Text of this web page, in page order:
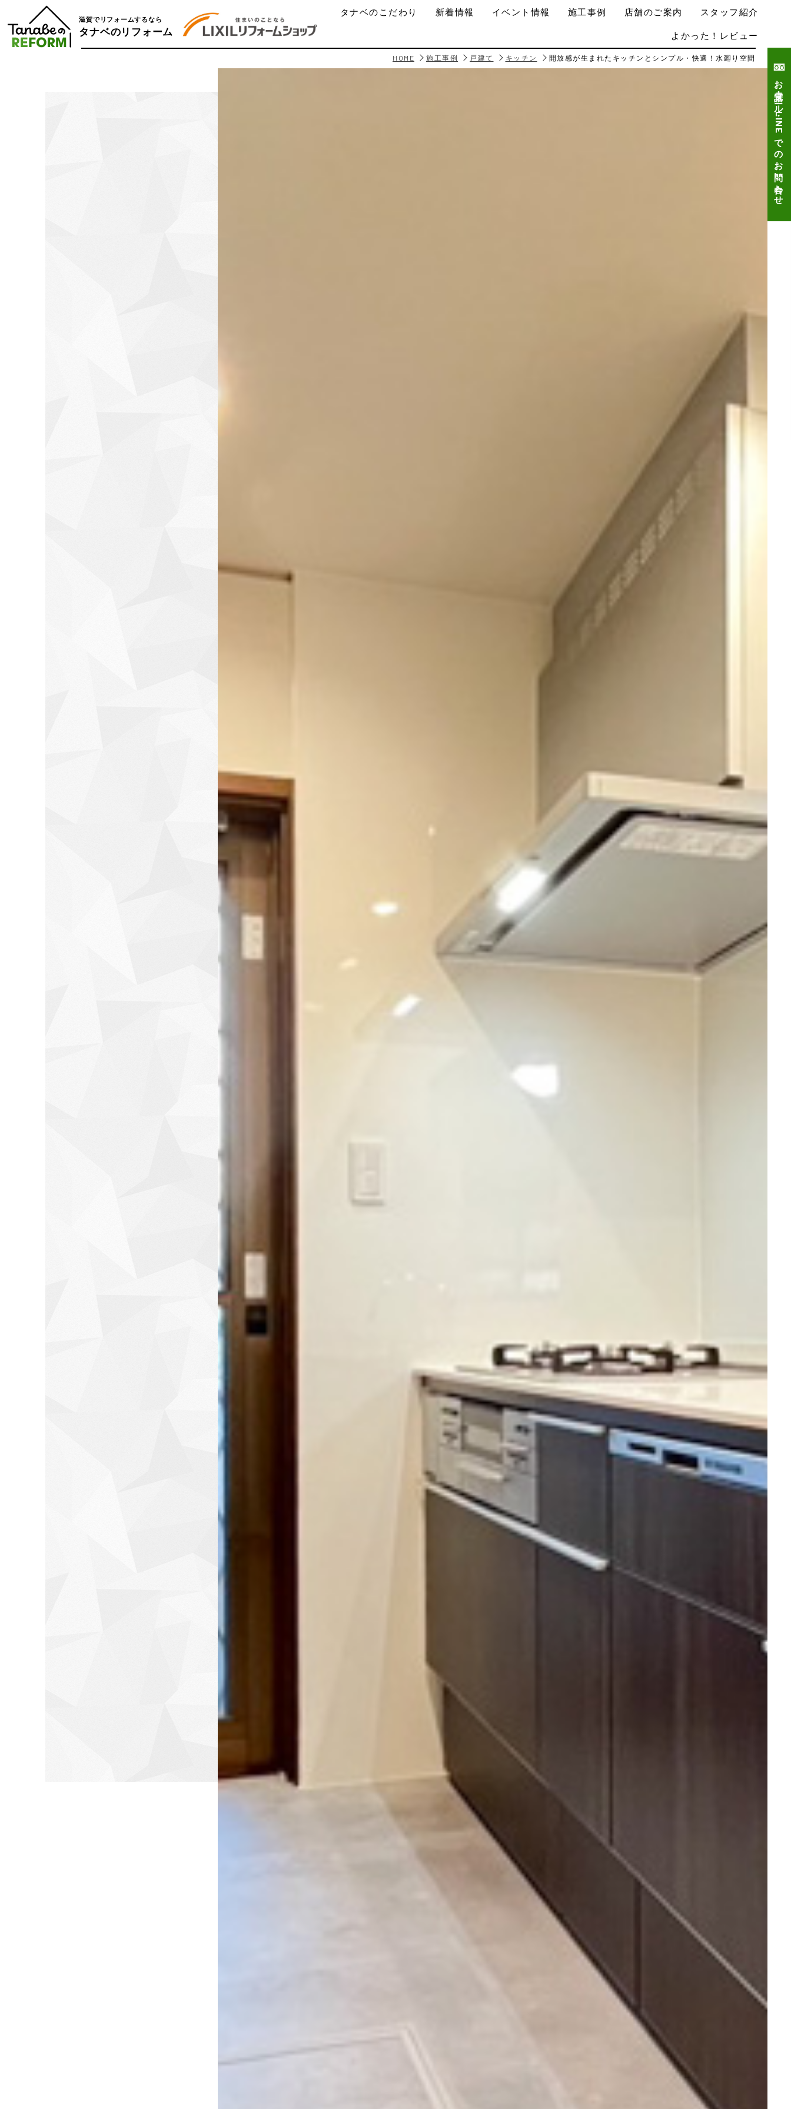
滋賀でリフォームするなら
タナベのリフォーム
タナベのこだわり 新着情報 イベント情報 施工事例 店舗のご案内 スタッフ紹介
よかった！レビュー
お電話・メール・LINEでのお問い合わせ
HOME 施工事例 戸建て キッチン 開放感が生まれたキッチンとシンプル・快適！水廻り空間